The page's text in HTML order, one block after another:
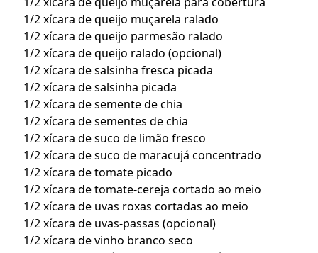
1/2 xícara de queijo muçarela ralado
1/2 xícara de queijo parmesão ralado
1/2 xícara de queijo ralado (opcional)
1/2 xícara de salsinha fresca picada
1/2 xícara de salsinha picada
1/2 xícara de semente de chia
1/2 xícara de sementes de chia
1/2 xícara de suco de limão fresco
1/2 xícara de suco de maracujá concentrado
1/2 xícara de tomate picado
1/2 xícara de tomate-cereja cortado ao meio
1/2 xícara de uvas roxas cortadas ao meio
1/2 xícara de uvas-passas (opcional)
1/2 xícara de vinho branco seco